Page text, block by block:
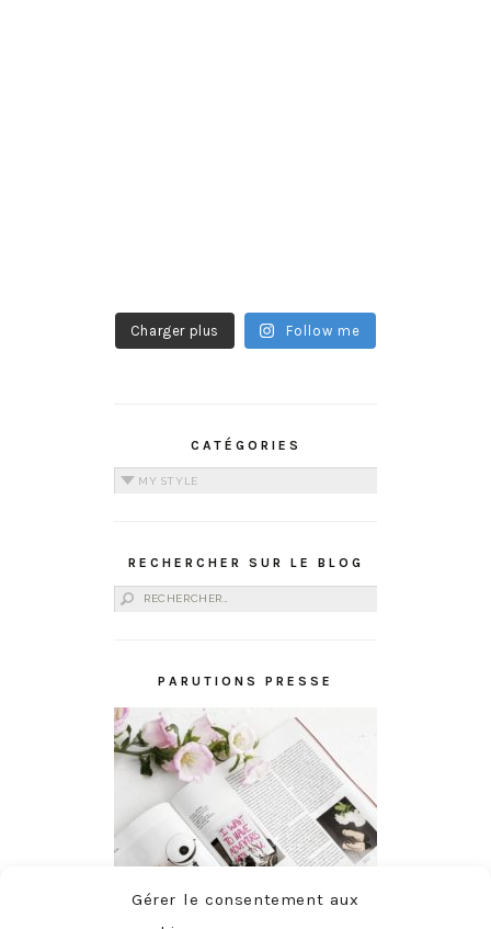
Gérer le consentement aux
Charger plus Follow me
CATÉGORIES
Catégories
RECHERCHER SUR LE BLOG
Rechercher :
PARUTIONS PRESSE